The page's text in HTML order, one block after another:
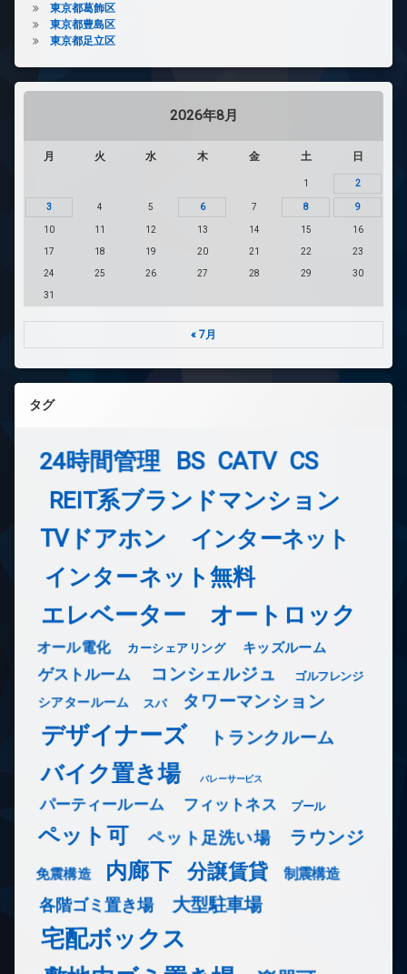
東京都葛飾区
東京都豊島区
東京都足立区
2026年8月
月 火 水 木 金 土 日
1 2
3 4 5 6 7 8 9
10 11 12 13 14 15 16
17 18 19 20 21 22 23
24 25 26 27 28 29 30
31
« 7月
タグ
24時間管理 BS CATV CS
REIT系ブランドマンション
TVドアホン インターネット
インターネット無料
エレベーター オートロック
オール電化 カーシェアリング キッズルーム
ゲストルーム コンシェルジュ ゴルフレンジ
シアタールーム スパ タワーマンション
デザイナーズ トランクルーム
バイク置き場 バレーサービス
パーティールーム フィットネス プール
ペット可 ペット足洗い場 ラウンジ
免震構造 内廊下 分譲賃貸 制震構造
各階ゴミ置き場 大型駐車場
宅配ボックス